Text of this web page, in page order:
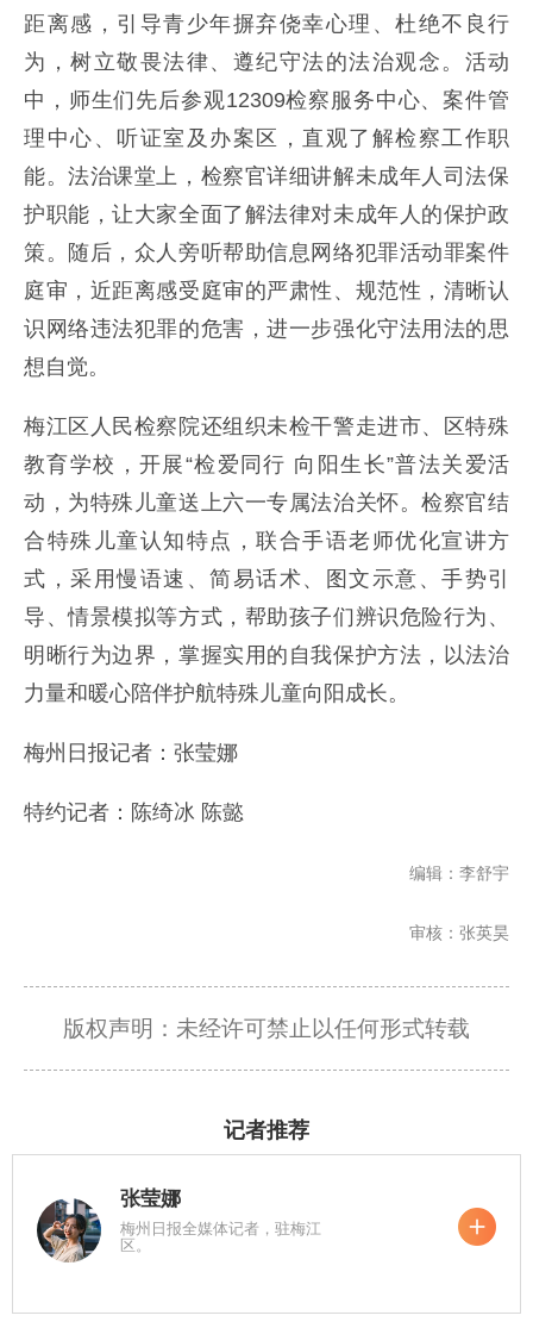
距离感，引导青少年摒弃侥幸心理、杜绝不良行
为，树立敬畏法律、遵纪守法的法治观念。活动
中，师生们先后参观12309检察服务中心、案件管
理中心、听证室及办案区，直观了解检察工作职
能。法治课堂上，检察官详细讲解未成年人司法保
护职能，让大家全面了解法律对未成年人的保护政
策。随后，众人旁听帮助信息网络犯罪活动罪案件
庭审，近距离感受庭审的严肃性、规范性，清晰认
识网络违法犯罪的危害，进一步强化守法用法的思
想自觉。
梅江区人民检察院还组织未检干警走进市、区特殊
教育学校，开展“检爱同行 向阳生长”普法关爱活
动，为特殊儿童送上六一专属法治关怀。检察官结
合特殊儿童认知特点，联合手语老师优化宣讲方
式，采用慢语速、简易话术、图文示意、手势引
导、情景模拟等方式，帮助孩子们辨识危险行为、
明晰行为边界，掌握实用的自我保护方法，以法治
力量和暖心陪伴护航特殊儿童向阳成长。
梅州日报记者：张莹娜
特约记者：陈绮冰 陈懿
编辑：李舒宇
审核：张英昊
版权声明：未经许可禁止以任何形式转载
记者推荐
张莹娜
梅州日报全媒体记者，驻梅江
区。